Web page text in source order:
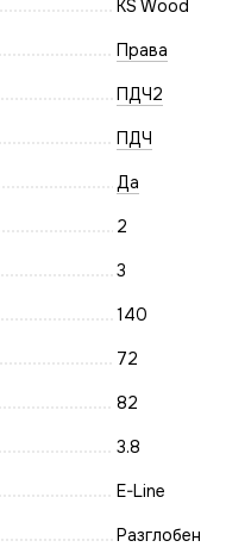
KS Wood
Права
ПДЧ2
ПДЧ
Да
2
3
140
72
82
3.8
E-Line
Разглобен